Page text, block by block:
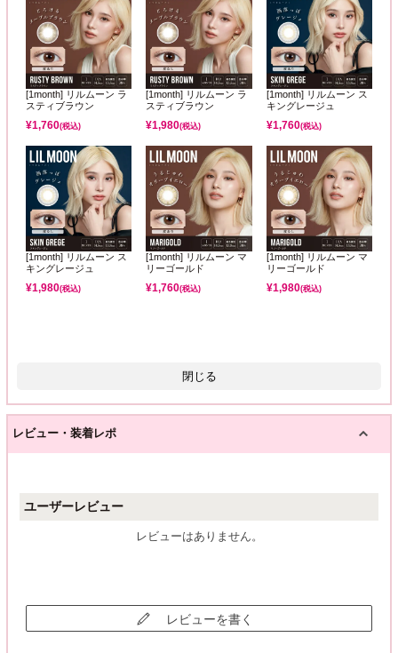
[1month] リルムーン ラ
スティブラウン
¥1,760(税込)
[1month] リルムーン ラ
スティブラウン
¥1,980(税込)
[1month] リルムーン ス
キングレージュ
¥1,760(税込)
[1month] リルムーン ス
キングレージュ
¥1,980(税込)
[1month] リルムーン マ
リーゴールド
¥1,760(税込)
[1month] リルムーン マ
リーゴールド
¥1,980(税込)
閉じる
レビュー・装着レポ
ユーザーレビュー
レビューはありません。
レビューを書く